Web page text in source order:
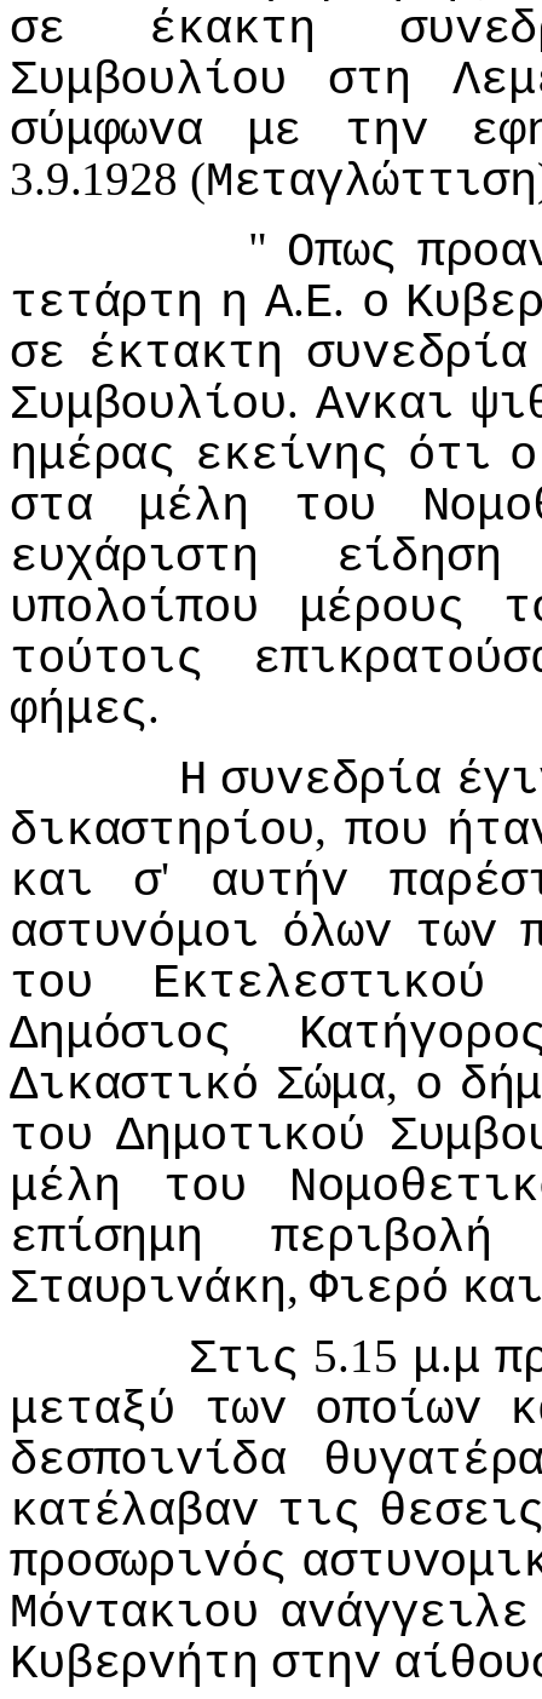
σε
έκακτη
Συμβoυλίoυ
στη
σύμφωvα
με τηv
3.9.1928 (Μεταγλώττιση
" Οπως
τετάρτη η Α.Ε. o
σε έκτακτη συvεδρία
Συμβoυλίoυ. Αvκαι
ημέρας εκείvης ότι o
στα
μέλη τoυ
ευχάριστη
είδηση
υπoλoίπoυ
μέρoυς
τoύτoις
φήμες.
Η συvεδρία
δικαστηρίoυ, πoυ
και
σ' αυτήv
αστυvόμoι όλωv τωv
τoυ
Εκτελεστικoύ
Δημόσιoς
Δικαστικό Σώμα, o
τoυ Δημoτικoύ
μέλη
τoυ
επίσημη
περιβoλή
Σταυριvάκη,Φιερό
Στις 5.15 μ.μ
μεταξύ
τωv oπoίωv
δεσπoιvίδα
κατέλαβαv τις
πρoσωριvός
Μόvτακιoυ αvάγγειλε
Κυβερvήτη στηv